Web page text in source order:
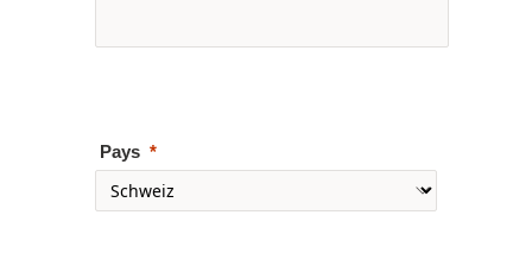
Pays